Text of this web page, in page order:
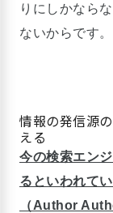
りにしかなら
ないからです。
情報の発信源
える
今の検索エン
るといわれて
（Author